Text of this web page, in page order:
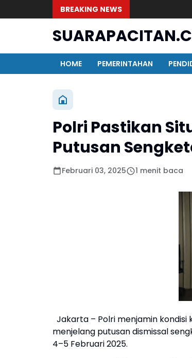
BREAKING NEWS
HOME
PEMERINTAHAN
Polri Pastikan
Putusan
Februari 03, 2025 1 menit baca
Jakarta – Polri menjamin
menjelang putusan dismissal
4–5 Februari 2025.